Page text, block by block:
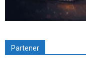
Partener